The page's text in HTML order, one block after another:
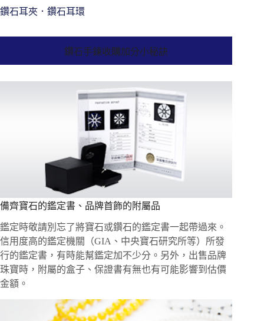
鑽石耳夾．鑽石耳環
鑽石手鍊收購加分小秘訣
備齊寶石的鑑定書、品牌首飾的附屬品
鑑定時敬請別忘了將寶石或鑽石的鑑定書一起帶過來。
信用度高的鑑定機關（GIA、中央寶石研究所等）所發
行的鑑定書，有時能幫鑑定加不少分。另外，出售品牌
珠寶時，附屬的盒子、保證書有無也有可能影響到估價
金額。